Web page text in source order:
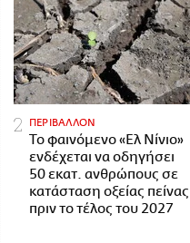
ΠΕΡΙΒΑΛΛΟΝ
Το φαινόμενο «Ελ Νίνιο»
ενδέχεται να οδηγήσει
50 εκατ. ανθρώπους σε
κατάσταση οξείας πείνας
πριν το τέλος του 2027